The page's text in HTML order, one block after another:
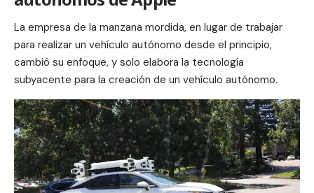
La empresa de la manzana mordida, en lugar de trabajar
para realizar un vehículo autónomo desde el principio,
cambió su enfoque, y solo elabora la tecnología
subyacente para la creación de un vehículo autónomo.